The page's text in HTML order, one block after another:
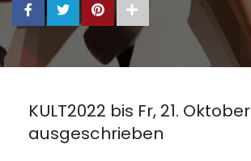
KULT2022 bis Fr, 21. Oktober
ausgeschrieben